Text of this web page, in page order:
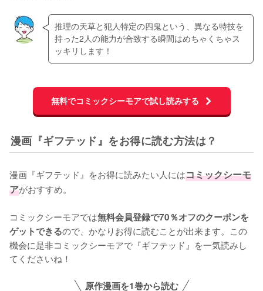
推理の天草と犯人特定の四鬼という、異なる特技を
持った2人の能力が合致する瞬間はめちゃくちゃス
ッキリします！
無料でコミックシーモアで試し読みする
漫画『ギフテッド』をお得に読む方法は？
漫画『ギフテッド』をお得に読みたい人にはコミックシーモ
アがおすすめ。
コミックシーモアでは無料会員登録で70％オフのクーポンを
ゲットできるので、かなりお得に読むことが出来ます。この
機会に是非コミックシーモアで『ギフテッド』を一気読みし
てくださいね！
原作漫画を1巻から読む